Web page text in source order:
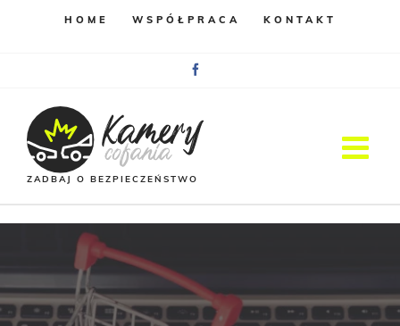
HOME WSPÓŁPRACA KONTAKT
ZADBAJ O BEZPIECZEŃSTWO